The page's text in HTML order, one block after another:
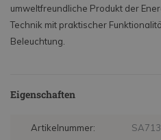
umweltfreundliche Produkt der
Technik mit praktischer
Beleuchtung.
Eigenschaften
Artikelnummer: